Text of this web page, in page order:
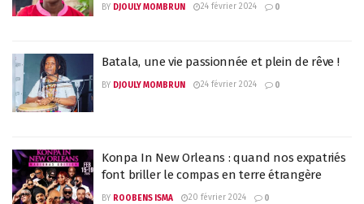
BY DJOULY MOMBRUN 24 février 2024 0
Batala, une vie passionnée et plein de rêve !
BY DJOULY MOMBRUN 24 février 2024 0
Konpa In New Orleans : quand nos expatriés
font briller le compas en terre étrangère
BY ROOBENS ISMA 20 février 2024 0